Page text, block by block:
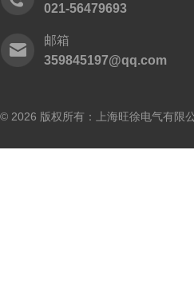
021-56479693
邮箱
359845197@qq.com
© 2026 版权所有：上海旺徐电气有限